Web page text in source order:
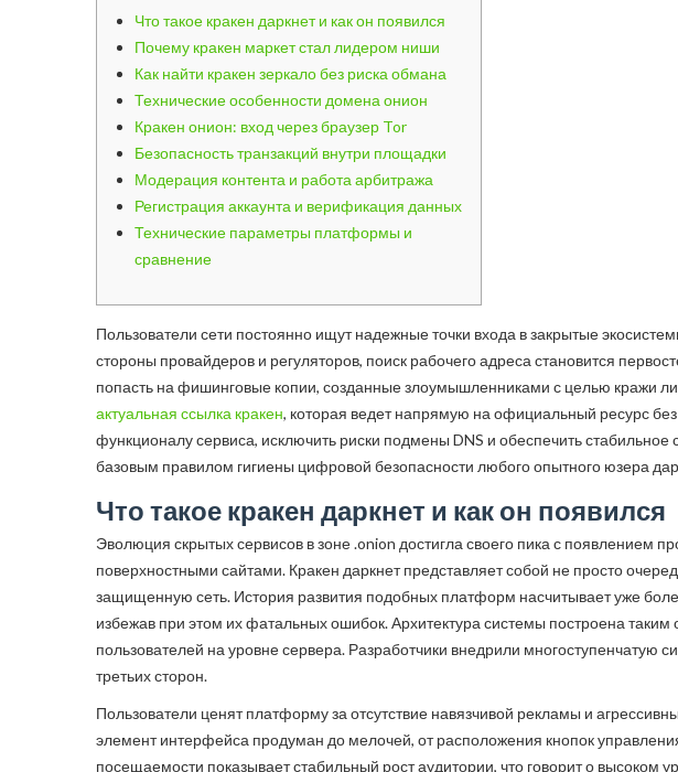
Что такое кракен даркнет и как он появился
Почему кракен маркет стал лидером ниши
Как найти кракен зеркало без риска обмана
Технические особенности домена онион
Кракен онион: вход через браузер Tor
Безопасность транзакций внутри площадки
Модерация контента и работа арбитража
Регистрация аккаунта и верификация данных
Технические параметры платформы и
сравнение
Пользователи сети постоянно ищут надежные точки входа в закрытые
стороны провайдеров и регуляторов, поиск рабочего адреса становится
попасть на фишинговые копии, созданные злоумышленниками с целью кражи
актуальная ссылка кракен, которая ведет напрямую на официальный ресурс
функционалу сервиса, исключить риски подмены DNS и обеспечить
базовым правилом гигиены цифровой безопасности любого опытного юзера
Что такое кракен даркнет и как он появился
Эволюция скрытых сервисов в зоне .onion достигла своего пика с появлением
поверхностными сайтами. Кракен даркнет представляет собой не просто
защищенную сеть. История развития подобных платформ насчитывает уже
избежав при этом их фатальных ошибок. Архитектура системы построена
пользователей на уровне сервера. Разработчики внедрили
третьих сторон.
Пользователи ценят платформу за отсутствие навязчивой рекламы и
элемент интерфейса продуман до мелочей, от расположения кнопок
посещаемости показывает стабильный рост аудитории, что говорит о